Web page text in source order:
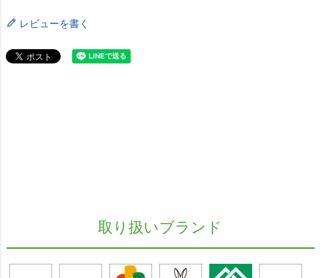
レビューを書く
取り扱いブランド